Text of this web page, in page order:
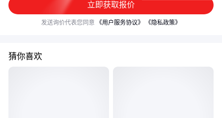
立即获取报价
发送询价代表您同意 《用户服务协议》 《隐私政策》
猜你喜欢